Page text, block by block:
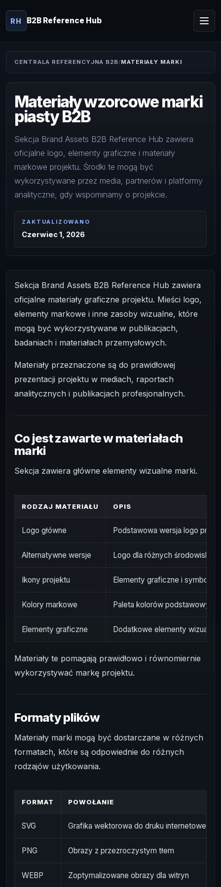
RH B2B Reference Hub
CENTRALA REFERENCYJNA B2B MATERIAŁY MARKI
Materiały wzorcowe marki
piasty B2B
Sekcja Brand Assets B2B Reference Hub zawiera
oficjalne logo, elementy graficzne i materiały
markowe projektu. Środki te mogą być
wykorzystywane przez media, partnerów i platformy
analityczne, gdy wspominamy o projekcie.
ZAKTUALIZOWANO
Czerwiec 1, 2026
Sekcja Brand Assets B2B Reference Hub zawiera
oficjalne materiały graficzne projektu. Mieści logo,
elementy markowe i inne zasoby wizualne, które
mogą być wykorzystywane w publikacjach,
badaniach i materiałach przemysłowych.
Materiały przeznaczone są do prawidłowej
prezentacji projektu w mediach, raportach
analitycznych i publikacjach profesjonalnych.
Co jest zawarte w materiałach
marki
Sekcja zawiera główne elementy wizualne marki.
RODZAJ MATERIAŁU OPIS
Logo główne Podstawowa wersja logo
Alternatywne wersje Logo dla różnych środowisk
Ikony projektu Elementy graficzne i symbole
Kolory markowe Paleta kolorów podstawowych
Elementy graficzne Dodatkowe elementy wizualne
Materiały te pomagają prawidłowo i równomiernie
wykorzystywać markę projektu.
Formaty plików
Materiały marki mogą być dostarczane w różnych
formatach, które są odpowiednie do różnych
rodzajów użytkowania.
FORMAT POWOŁANIE
SVG Grafika wektorowa do druku internetowego
PNG Obrazy z przezroczystym tłem
WEBP Zoptymalizowane obrazy dla witryn